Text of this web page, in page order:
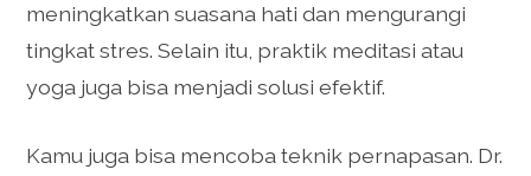
meningkatkan suasana hati dan mengurangi
tingkat stres. Selain itu, praktik meditasi atau
yoga juga bisa menjadi solusi efektif.
Kamu juga bisa mencoba teknik pernapasan. Dr.